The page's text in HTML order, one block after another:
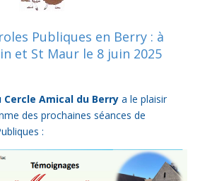
Publiques en Berry : à
et St Maur le 8 juin 2025
Amical du Berry a le plaisir
des prochaines séances de
: